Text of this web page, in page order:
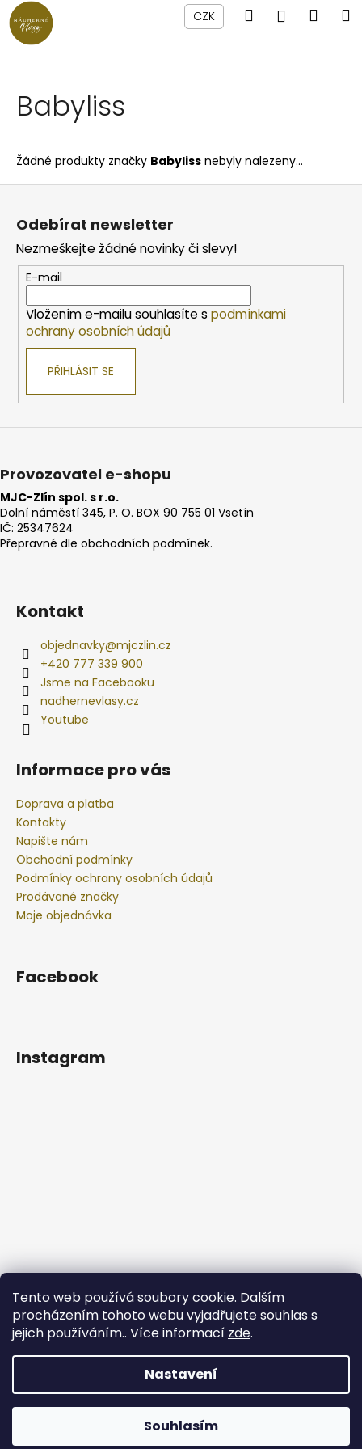
Tento web používá soubory cookie. Dalším
procházením tohoto webu vyjadřujete souhlas s
jejich používáním.. Více informací zde.
Nastavení
Souhlasím
Přejít
na
obsah
CZK Hledat
Babyliss
Žádné produkty značky Babyliss nebyly nalezeny...
K
o Zpět
Zpět
o
o
t
ř
e
b
u
e
e
j
í
?
HLEDAT
D
p
o
r
u
č
j
e
m
e
BODY
BY
SIMONA
LEMONGRASS
ORGANICKÉ
MÁSLO
S
Kč
Z
Odebírat newsletter
Nezmeškejte žádné novinky či slevy!
E-mail
Vložením e-mailu souhlasíte s podmínkami
ochrany osobních údajů
PŘIHLÁSIT SE
Provozovatel e-shopu
MJC-Zlín spol. s r.o.
Dolní náměstí 345, P. O. BOX 90 755 01 Vsetín
IČ: 25347624
Přepravné dle obchodních podmínek.
Kontakt
objednavky@mjczlin.cz
+420 777 339 900
Jsme na Facebooku
nadhernevlasy.cz
Youtube
Informace pro vás
Doprava a platba
Kontakty
Napište nám
Obchodní podmínky
Podmínky ochrany osobních údajů
Prodávané značky
Moje objednávka
Facebook
Instagram
Copyright 2026nadhernevlasy.cz. Všechna práva
vyhrazena.